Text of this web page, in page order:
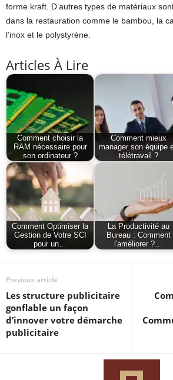
forme kraft. D’autres types de matériaux
dans la restauration comme le bambou, la
l’inox et le polystyrène.
Articles À Lire
Comment choisir la
RAM nécessaire pour
son ordinateur ?
Comment mieux
manager son équipe
télétravail ?
Comment Optimiser la
Gestion de Votre SCI
pour un…
La Productivité au
Bureau : Comment
l'améliorer ?…
Previous article
Les structure publicitaire
gonflable un façon
d’innover votre démarche
publicitaire